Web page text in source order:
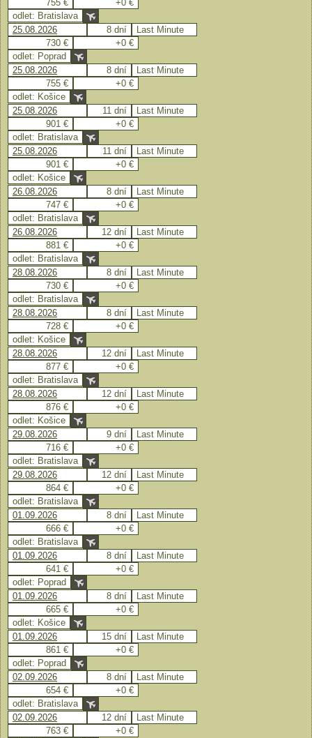
755 €
+0 €
odlet: Bratislava
25.08.2026
8 dní
Last Minute
730 €
+0 €
odlet: Poprad
25.08.2026
8 dní
Last Minute
755 €
+0 €
odlet: Košice
25.08.2026
11 dní
Last Minute
901 €
+0 €
odlet: Bratislava
25.08.2026
11 dní
Last Minute
901 €
+0 €
odlet: Košice
26.08.2026
8 dní
Last Minute
747 €
+0 €
odlet: Bratislava
26.08.2026
12 dní
Last Minute
881 €
+0 €
odlet: Bratislava
28.08.2026
8 dní
Last Minute
730 €
+0 €
odlet: Bratislava
28.08.2026
8 dní
Last Minute
728 €
+0 €
odlet: Košice
28.08.2026
12 dní
Last Minute
877 €
+0 €
odlet: Bratislava
28.08.2026
12 dní
Last Minute
876 €
+0 €
odlet: Košice
29.08.2026
9 dní
Last Minute
716 €
+0 €
odlet: Bratislava
29.08.2026
12 dní
Last Minute
864 €
+0 €
odlet: Bratislava
01.09.2026
8 dní
Last Minute
666 €
+0 €
odlet: Bratislava
01.09.2026
8 dní
Last Minute
641 €
+0 €
odlet: Poprad
01.09.2026
8 dní
Last Minute
665 €
+0 €
odlet: Košice
01.09.2026
15 dní
Last Minute
861 €
+0 €
odlet: Poprad
02.09.2026
8 dní
Last Minute
654 €
+0 €
odlet: Bratislava
02.09.2026
12 dní
Last Minute
763 €
+0 €